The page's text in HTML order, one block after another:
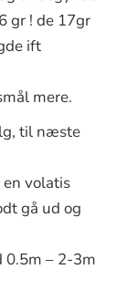
gr ! de 17gr
ift
mere.
til næste
volatis
gå ud og
0.5m – 2-3m